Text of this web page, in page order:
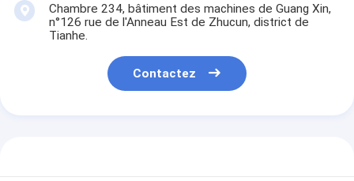
Chambre 234, bâtiment des machines de Guang Xin,
n°126 rue de l'Anneau Est de Zhucun, district de
Tianhe.
Contactez